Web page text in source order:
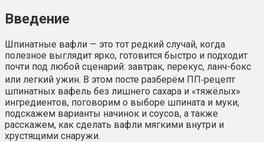
Введение
Шпинатные вафли — это тот редкий случай, когда
полезное выглядит ярко, готовится быстро и подходит
почти под любой сценарий: завтрак, перекус, ланч-бокс
или легкий ужин. В этом посте разберём ПП‑рецепт
шпинатных вафель без лишнего сахара и «тяжёлых»
ингредиентов, поговорим о выборе шпината и муки,
подскажем варианты начинок и соусов, а также
расскажем, как сделать вафли мягкими внутри и
хрустящими снаружи.